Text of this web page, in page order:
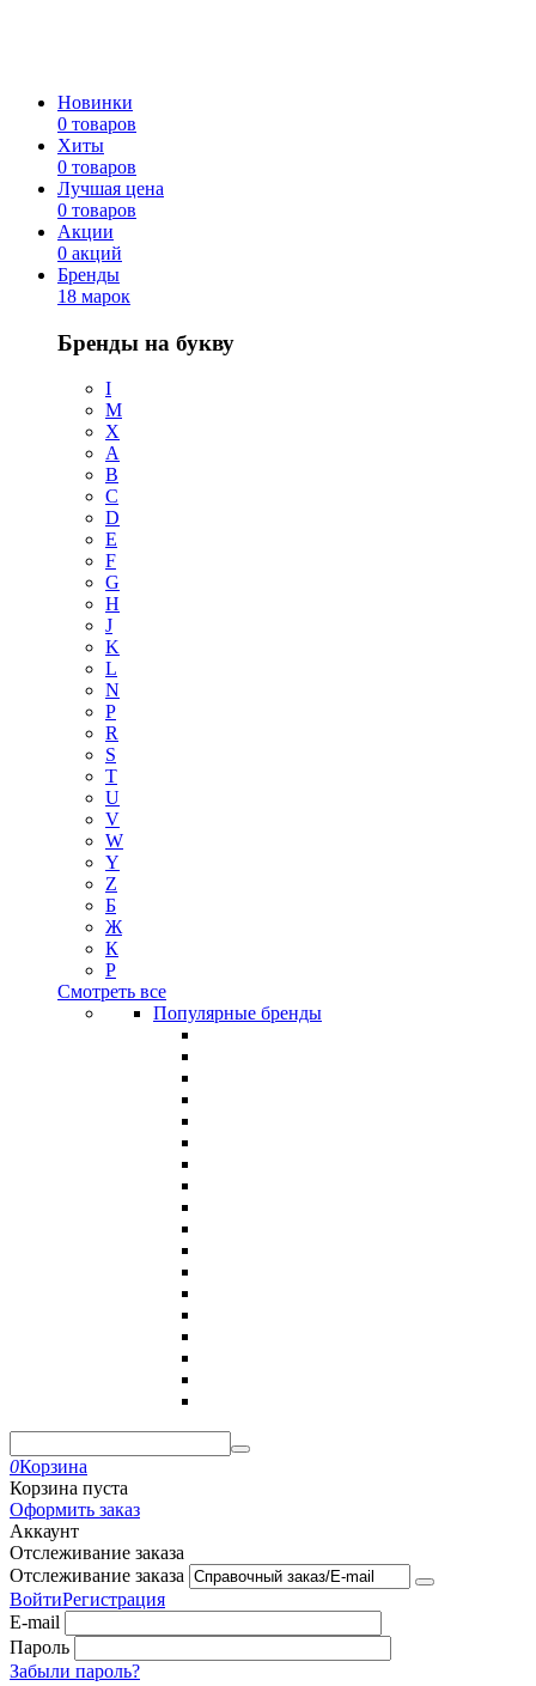
Новинки
0 товаров
Хиты
0 товаров
Лучшая цена
0 товаров
Акции
0 акций
Бренды
18 марок
Бренды на букву
I
M
X
A
B
C
D
E
F
G
H
J
K
L
N
P
R
S
T
U
V
W
Y
Z
Б
Ж
К
Р
Смотреть все
Популярные бренды
0Корзина
Корзина пуста
Оформить заказ
Аккаунт
Отслеживание заказа
Отслеживание заказа
ВойтиРегистрация
E-mail
Пароль
Забыли пароль?